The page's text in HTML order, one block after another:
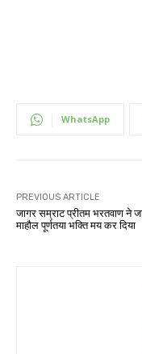
WhatsApp
PREVIOUS ARTICLE
जागर सम्राट प्रीतम भरतवाण ने
माहौल पूर्णतया भक्ति मय कर दिया